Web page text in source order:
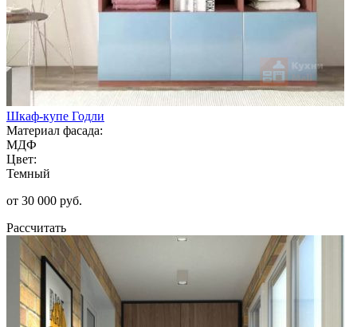
Шкаф-купе Годли
Материал фасада:
МДФ
Цвет:
Темный
от 30 000 руб.
Рассчитать